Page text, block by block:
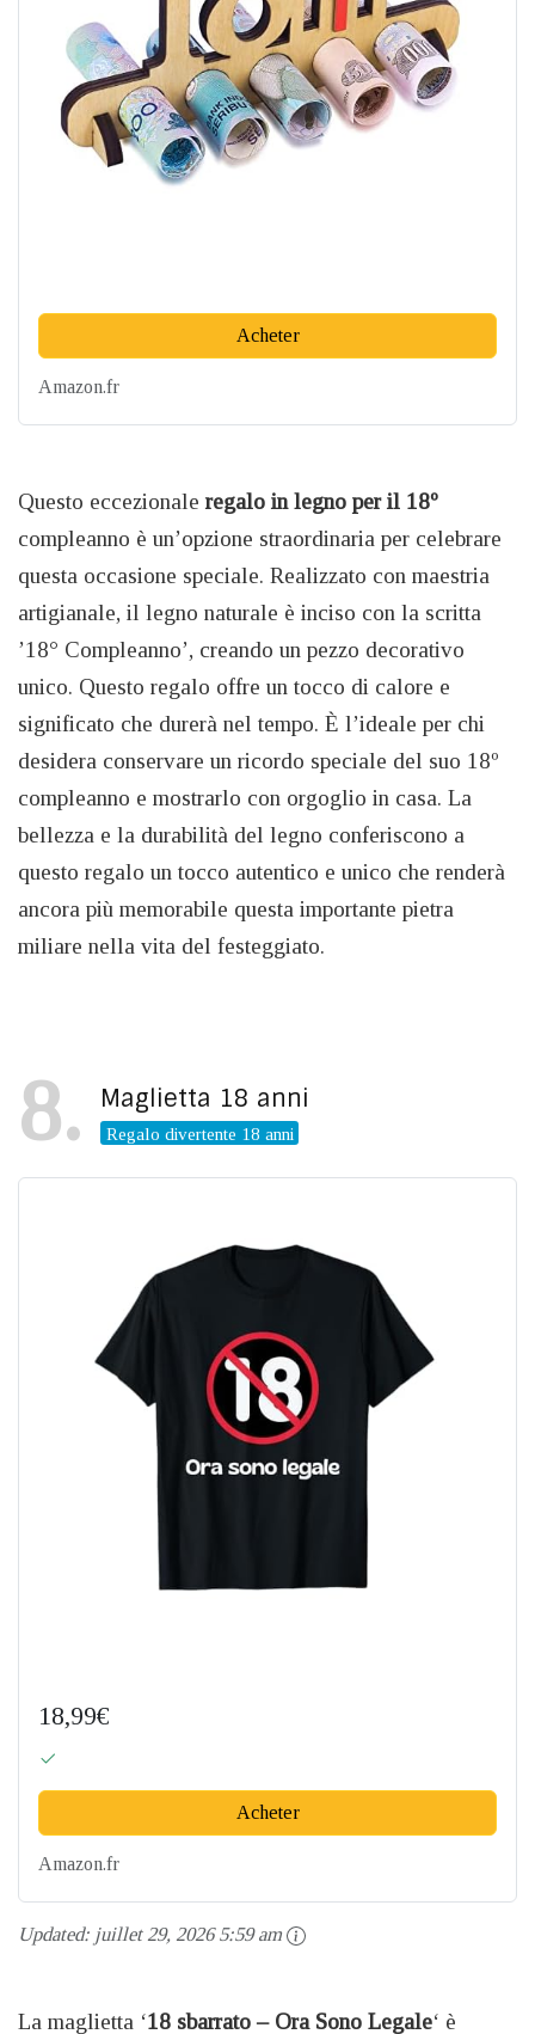
Acheter
Amazon.fr
Questo eccezionale regalo in legno per il 18º
compleanno è un’opzione straordinaria per celebrare
questa occasione speciale. Realizzato con maestria
artigianale, il legno naturale è inciso con la scritta
’18° Compleanno’, creando un pezzo decorativo
unico. Questo regalo offre un tocco di calore e
significato che durerà nel tempo. È l’ideale per chi
desidera conservare un ricordo speciale del suo 18º
compleanno e mostrarlo con orgoglio in casa. La
bellezza e la durabilità del legno conferiscono a
questo regalo un tocco autentico e unico che renderà
ancora più memorabile questa importante pietra
miliare nella vita del festeggiato.
8 Maglietta 18 anni
Regalo divertente 18 anni
18,99€
Acheter
Amazon.fr
Updated: juillet 29, 2026 5:59 am
La maglietta ‘18 sbarrato – Ora Sono Legale‘ è